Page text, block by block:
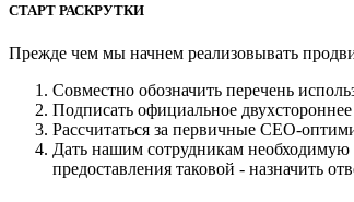
СТАРТ РАСКРУТКИ
Прежде чем мы начнем реализовывать
Совместно обозначить перечень
Подписать официальное
Рассчитаться за первичные СЕО-
Дать нашим сотрудникам
предоставления таковой - назначить